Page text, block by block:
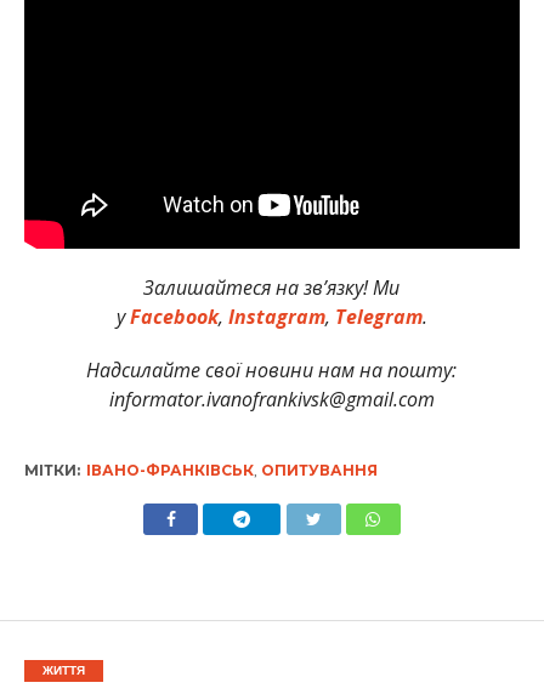
Залишайтеся на зв’язку! Ми
уFacebook, Instagram, Telegram.
Надсилайте свої новини нам на пошту:
informator.ivanofrankivsk@gmail.com
МІТКИ: ІВАНО-ФРАНКІВСЬК, ОПИТУВАННЯ
ЖИТТЯ